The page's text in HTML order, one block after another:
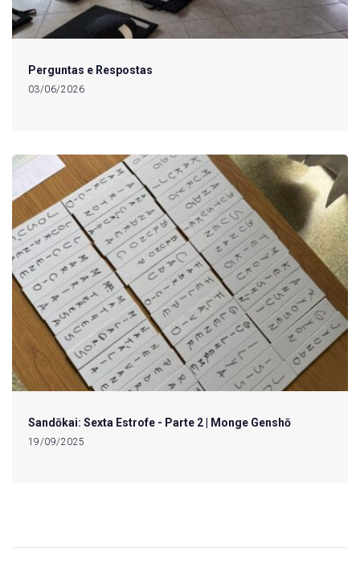
Perguntas e Respostas
03/06/2026
Sandōkai: Sexta Estrofe - Parte 2 | Monge Genshō
19/09/2025